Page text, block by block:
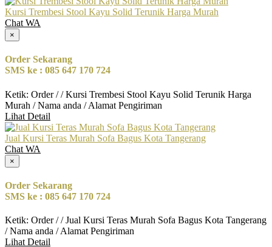
Kursi Trembesi Stool Kayu Solid Terunik Harga Murah
Chat WA
×
Order Sekarang
SMS ke : 085 647 170 724
Ketik: Order / / Kursi Trembesi Stool Kayu Solid Terunik Harga
Murah / Nama anda / Alamat Pengiriman
Lihat Detail
Jual Kursi Teras Murah Sofa Bagus Kota Tangerang
Chat WA
×
Order Sekarang
SMS ke : 085 647 170 724
Ketik: Order / / Jual Kursi Teras Murah Sofa Bagus Kota Tangerang
/ Nama anda / Alamat Pengiriman
Lihat Detail